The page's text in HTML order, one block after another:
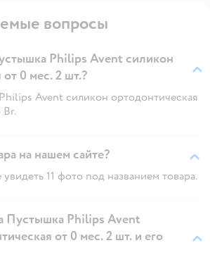
вопросы
Philips Avent силикон
0 мес. 2 шт.?
Avent силикон ортодонтическая
Br.
на нашем сайте?
11 фото под названием товара.
Пустышка Philips Avent
от 0 мес. 2 шт. и его